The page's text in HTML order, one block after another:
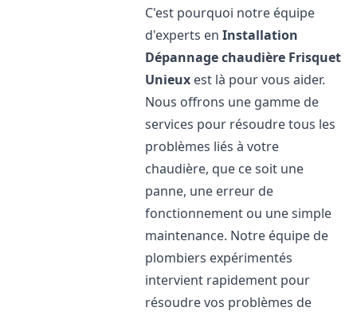
C'est pourquoi notre équipe
d'experts enInstallation
Dépannage chaudière Frisquet
Unieux est là pour vous aider.
Nous offrons une gamme de
services pour résoudre tous les
problèmes liés à votre
chaudière, que ce soit une
panne, une erreur de
fonctionnement ou une simple
maintenance. Notre équipe de
plombiers expérimentés
intervient rapidement pour
résoudre vos problèmes de